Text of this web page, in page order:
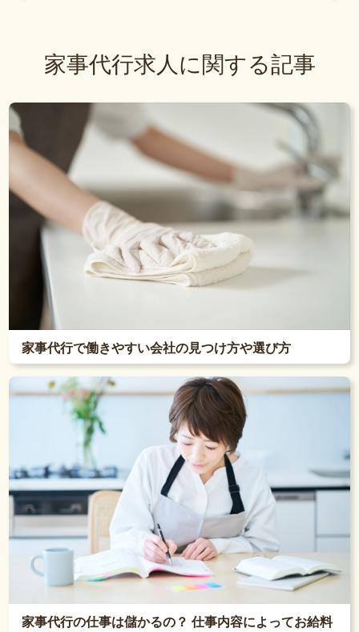
家事代行求人に関する記事
家事代行で働きやすい会社の見つけ方や選び方
家事代行の仕事は儲かるの？ 仕事内容によってお給料